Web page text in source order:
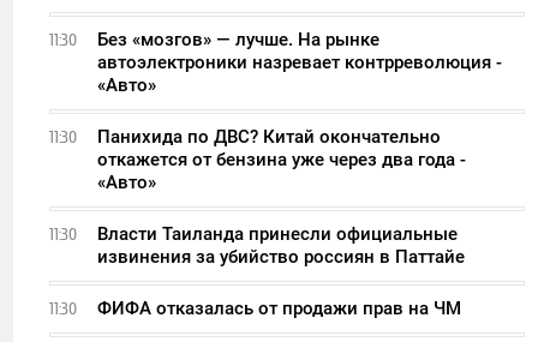
11:30
Без «мозгов» — лучше. На рынке
автоэлектроники назревает контрреволюция -
«Авто»
11:30
Панихида по ДВС? Китай окончательно
откажется от бензина уже через два года -
«Авто»
11:30
Власти Таиланда принесли официальные
извинения за убийство россиян в Паттайе
11:30 ФИФА отказалась от продажи прав на ЧМ